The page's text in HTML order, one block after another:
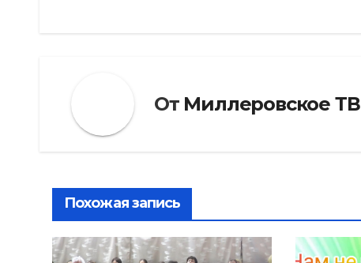
От Миллеровское ТВ
Похожая запись